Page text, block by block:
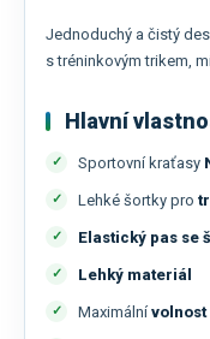
Jednoduchý a čistý
s tréninkovým trikem,
Hlavní
Sportovní kraťasy
Lehké šortky pro
Elastický pas se
Lehký materiál
Maximální volnost